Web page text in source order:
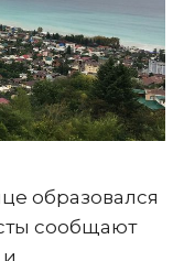
образовался
сообщают